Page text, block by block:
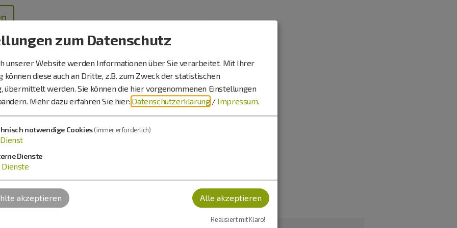
den ermäßigten Eintrittspreis.
zum Datenschutz
unserer Website werden Informationen über Sie verarbeitet. Mit Ihrer
können diese auch an Dritte, z.B. zum Zweck der statistischen
übermittelt werden. Sie können die hier vorgenommenen Einstellungen
Mehr dazu erfahren Sie hier: Datenschutzerklärung / Impressum.
notwendige Cookies(immer erforderlich)
Dienst
Dienste
Dienste
akzeptieren Alle akzeptieren
Realisiert mit Klaro!